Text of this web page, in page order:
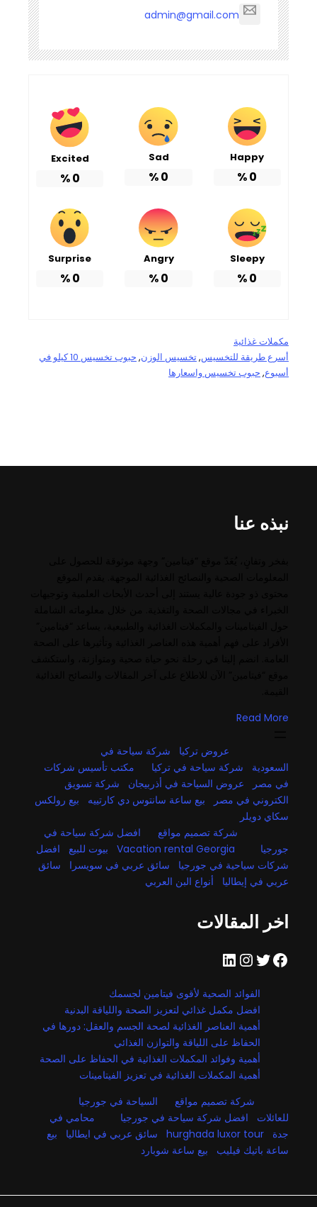
admin@gmail.com
Happy
0
%
Sad
0
%
Excited
0
%
Sleepy
0
%
Angry
0
%
Surprise
0
%
مكملات غذائية
أسرع طريقة للتخسيس, تخسيس الوزن,
حبوب تخسيس 10 كيلو في
أسبوع, حبوب تخسيس واسعارها
نبذه عنا
Read More
عروض تركيا
شركة سياحة في
السعودية
شركة سياحة في تركيا
مكتب تأسيس شركات
في مصر
عروض السياحة في أذربيجان
شركة تسويق
الكتروني في مصر
بيع ساعة سانتوس دي كارتييه
بيع رولكس
سكاي دويلر
شركة تصميم مواقع
افضل شركة سياحة في
جورجيا
Vacation rental Georgia بيوت للبيع
افضل
شركات سياحية في جورجيا
سائق عربي في سويسرا
سائق
عربي في إيطاليا
أنواع البن العربي
اخر المقالات
فيسبوك تويتر إنستجرام لينكد إن
الفوائد الصحية لأقوى فيتامين لجسمك
افضل مكمل غذائي لتعزيز الصحة واللياقة البدنية
أهمية العناصر الغذائية لصحة الجسم والعقل: دورها في
الحفاظ على اللياقة والتوازن الغذائي
أهمية وفوائد المكملات الغذائية في الحفاظ على الصحة
أهمية المكملات الغذائية في تعزيز الفيتامينات
شركة تصميم مواقع
السياحة في جورجيا
للعائلات
افضل شركة سياحة في جورجيا
محامي في
جدة
hurghada luxor tour سائق عربي في ايطاليا
بيع
ساعة باتيك فيليب
بيع ساعة شوبارد